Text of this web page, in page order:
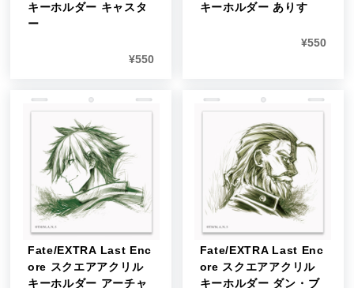
キーホルダー キャスタ
ー
¥550
キーホルダー ありす
¥550
Fate/EXTRA Last Enc
ore スクエアアクリル
キーホルダー アーチャ
Fate/EXTRA Last Enc
ore スクエアアクリル
キーホルダー ダン・ブ